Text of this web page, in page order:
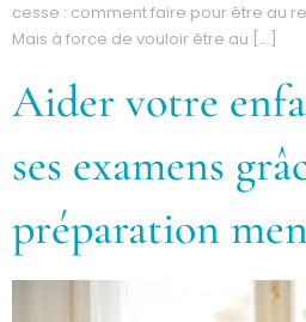
cesse : comment faire pour être au
Mais à force de vouloir être au […]
Aider votre
ses examens
préparation